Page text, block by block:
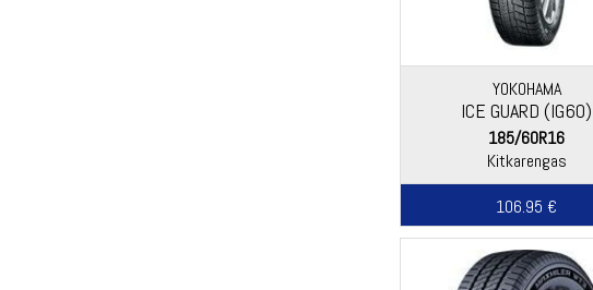
YOKOHAMA
ICE GUARD (IG60)
185/60R16
Kitkarengas
106.95 €